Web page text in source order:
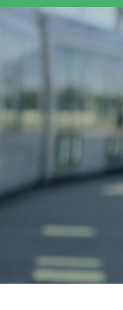
Retour